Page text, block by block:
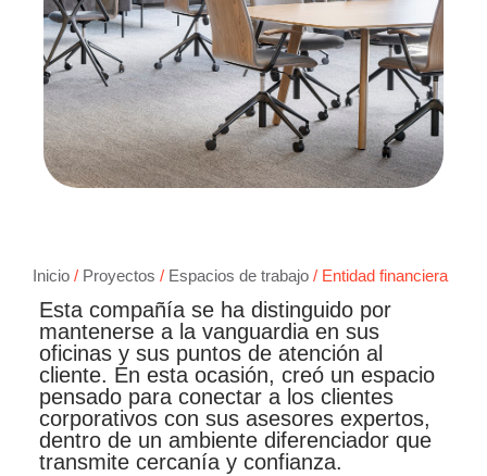
Inicio / Proyectos / Espacios de trabajo / Entidad financiera
Esta compañía se ha distinguido por
mantenerse a la vanguardia en sus
oficinas y sus puntos de atención al
cliente. En esta ocasión, creó un espacio
pensado para conectar a los clientes
corporativos con sus asesores expertos,
dentro de un ambiente diferenciador que
transmite cercanía y confianza.